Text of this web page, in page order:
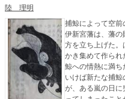
陸 理明
捕鯨によって空
伊新宮藩は、藩
方を立ち上げた。
かき集めて作ら
鯨への情熱に満ち
いけば新たな捕
が、ある嵐の日に